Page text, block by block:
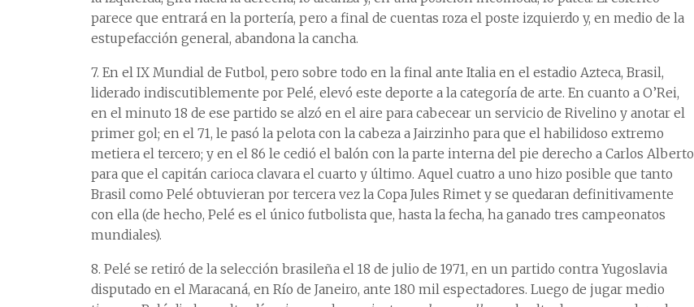
parece que entrará en la portería, pero a final de cuentas roza el poste izquierdo y, en medio de la
estupefacción general, abandona la cancha.
7. En el IX Mundial de Futbol, pero sobre todo en la final ante Italia en el estadio Azteca, Brasil,
liderado indiscutiblemente por Pelé, elevó este deporte a la categoría de arte. En cuanto a O’Rei,
en el minuto 18 de ese partido se alzó en el aire para cabecear un servicio de Rivelino y anotar el
primer gol; en el 71, le pasó la pelota con la cabeza a Jairzinho para que el habilidoso extremo
metiera el tercero; y en el 86 le cedió el balón con la parte interna del pie derecho a Carlos Alberto
para que el capitán carioca clavara el cuarto y último. Aquel cuatro a uno hizo posible que tanto
Brasil como Pelé obtuvieran por tercera vez la Copa Jules Rimet y se quedaran definitivamente
con ella (de hecho, Pelé es el único futbolista que, hasta la fecha, ha ganado tres campeonatos
mundiales).
8. Pelé se retiró de la selección brasileña el 18 de julio de 1971, en un partido contra Yugoslavia
disputado en el Maracaná, en Río de Janeiro, ante 180 mil espectadores. Luego de jugar medio